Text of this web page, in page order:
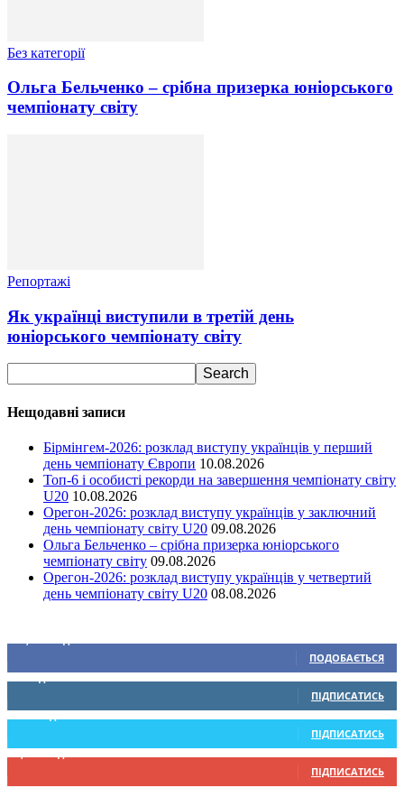
Без категорії
Ольга Бельченко – срібна призерка юніорського
чемпіонату світу
Репортажі
Як українці виступили в третій день
юніорського чемпіонату світу
Нещодавні записи
Бірмінгем-2026: розклад виступу українців у перший
день чемпіонату Європи 10.08.2026
Топ-6 і особисті рекорди на завершення чемпіонату світу
U20 10.08.2026
Орегон-2026: розклад виступу українців у заключний
день чемпіонату світу U20 09.08.2026
Ольга Бельченко – срібна призерка юніорського
чемпіонату світу 09.08.2026
Орегон-2026: розклад виступу українців у четвертий
день чемпіонату світу U20 08.08.2026
ПОДОБАЄТЬСЯ
0 Підписників
ПІДПИСАТИСЬ
234 Підписників
ПІДПИСАТИСЬ
9,370 Підписників
ПІДПИСАТИСЬ